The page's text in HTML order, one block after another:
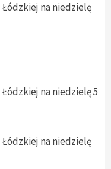
na niedzielę
na niedzielę 5
na niedzielę